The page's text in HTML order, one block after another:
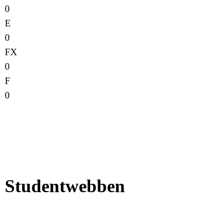
0
E
0
FX
0
F
0
Studentwebben